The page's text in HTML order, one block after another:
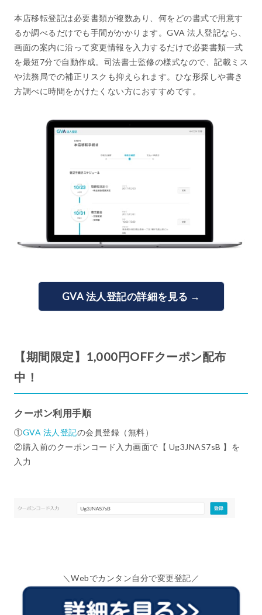
本店移転登記は必要書類が複数あり、何をどの書式で用意す
るか調べるだけでも手間がかかります。GVA 法人登記なら、
画面の案内に沿って変更情報を入力するだけで必要書類一式
を最短7分で自動作成。司法書士監修の様式なので、記載ミス
や法務局での補正リスクも抑えられます。ひな形探しや書き
方調べに時間をかけたくない方におすすめです。
GVA 法人登記の詳細を見る →
【期間限定】1,000円OFFクーポン配布
中！
クーポン利用手順
①GVA 法人登記の会員登録（無料）
②購入前のクーポンコード入力画面で【 Ug3JNAS7sB 】を
入力
＼Webでカンタン自分で変更登記／